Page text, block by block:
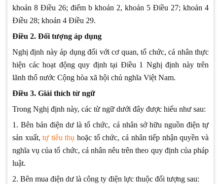
khoản 8 Điều 26; điểm b khoản 2, khoản 5 Điều 27; khoản 4
Điều 28; khoản 4 Điều 29.
Điều 2. Đối tượng áp dụng
Nghị định này áp dụng đối với cơ quan, tổ chức, cá nhân thực
hiện các hoạt động quy định tại Điều 1 Nghị định này trên
lãnh thổ nước Cộng hòa xã hội chủ nghĩa Việt Nam.
Điều 3. Giải thích từ ngữ
Trong Nghị định này, các từ ngữ dưới đây được hiểu như sau:
1. Bên bán điện dư là tổ chức, cá nhân sở hữu nguồn điện tự
sản xuất,tự tiêu thụ hoặc tổ chức, cá nhân tiếp nhận quyền và
nghĩa vụ của tổ chức, cá nhân nêu trên theo quy định của pháp
luật.
2. Bên mua điện dư là công ty điện lực thuộc đối tượng sau: